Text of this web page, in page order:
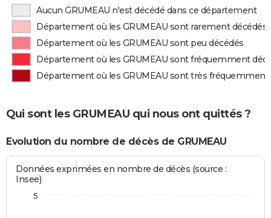
Aucun GRUMEAU n'est décédé dans ce département
Département où les GRUMEAU sont rarement décédés
Département où les GRUMEAU sont peu décédés
Département où les GRUMEAU sont fréquemment
Département où les GRUMEAU sont très fréquemment
Qui sont les GRUMEAU qui nous ont quittés ?
Evolution du nombre de décès de GRUMEAU
Données exprimées en nombre de décès (source :
Insee)
5